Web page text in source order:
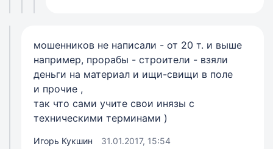
мошенников не написали - от 20 т. и выше
например, прорабы - строители - взяли
деньги на материал и ищи-свищи в поле
и прочие ,
так что сами учите свои инязы с
техническими терминами )
Игорь Кукшин 31.01.2017, 15:54